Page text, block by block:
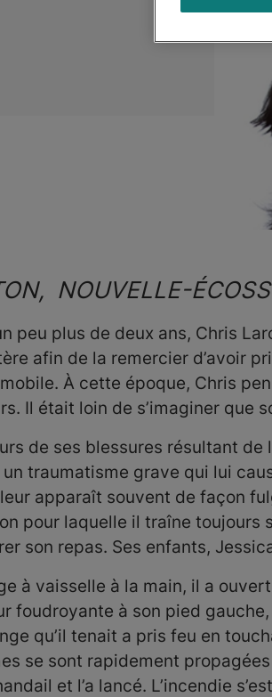
NOUVELLE-
peu plus de deux ans, Chris
afin de la remercier d’avoir
À cette époque, Chris
Il était loin de s’imaginer que
de ses blessures résultant
traumatisme grave qui lui
apparaît souvent de façon
pour laquelle il traîne toujours
son repas. Ses enfants,
à vaisselle à la main, il a
foudroyante à son pied
qu’il tenait a pris feu en
se sont rapidement
et l’a lancé. L’incendie